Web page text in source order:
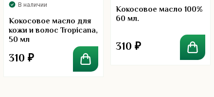
В наличии
Кокосовое масло для
кожи и волос Tropicana,
50 мл
310 ₽
5.00
Кокосовое масло 100%
60 мл.
310 ₽